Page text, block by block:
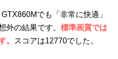
でも「非常に快適」
外の結果です。 標準画質では
。
スコアは12770でした。